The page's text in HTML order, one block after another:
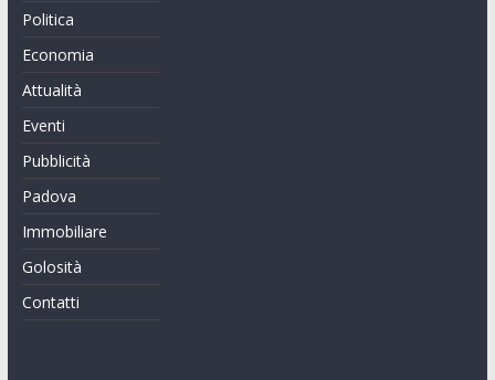
Politica
Economia
Attualità
Eventi
Pubblicità
Padova
Immobiliare
Golosità
Contatti